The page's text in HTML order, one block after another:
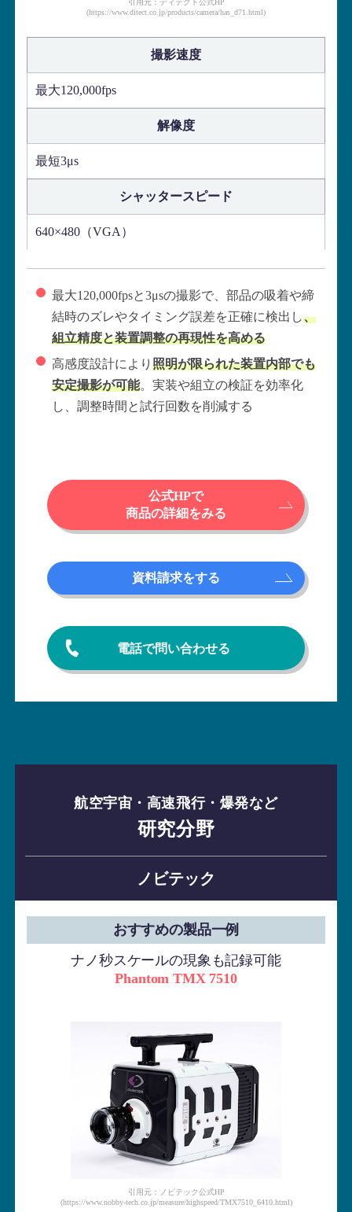
引用元：ディテクト公式HP
(https://www.ditect.co.jp/products/camera/has_d71.html)
撮影速度
最大120,000fps
解像度
最短3μs
シャッタースピード
640×480（VGA）
最大120,000fpsと3μsの撮影で、部品の吸着や締
結時のズレやタイミング誤差を正確に検出し、
組立精度と装置調整の再現性を高める
高感度設計により 照明が限られた装置内部でも
安定撮影が可能。実装や組立の検証を効率化
し、調整時間と試行回数を削減する
公式HPで
商品の詳細をみる
資料請求をする
電話で問い合わせる
航空宇宙・高速飛行・爆発など
研究分野
ノビテック
おすすめの製品一例
ナノ秒スケールの現象も記録可能
Phantom TMX 7510
引用元：ノビテック公式HP
(https://www.nobby-tech.co.jp/measure/highspeed/TMX7510_6410.html)